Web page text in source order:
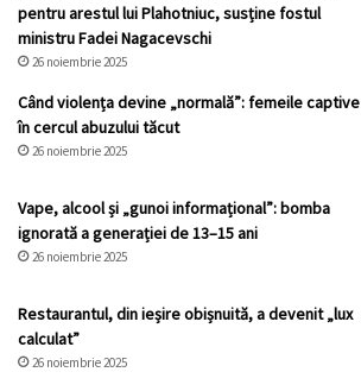
pentru arestul lui Plahotniuc, susține fostul
ministru Fadei Nagacevschi
26 noiembrie 2025
Când violența devine „normală”: femeile captive
în cercul abuzului tăcut
26 noiembrie 2025
Vape, alcool și „gunoi informațional”: bomba
ignorată a generației de 13–15 ani
26 noiembrie 2025
Restaurantul, din ieșire obișnuită, a devenit „lux
calculat”
26 noiembrie 2025